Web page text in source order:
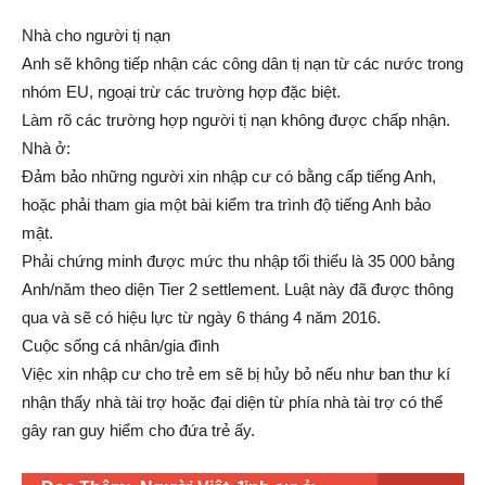
Nhà cho người tị nạn
Anh sẽ không tiếp nhận các công dân tị nạn từ các nước trong
nhóm EU, ngoại trừ các trường hợp đặc biệt.
Làm rõ các trường hợp người tị nạn không được chấp nhận.
Nhà ở:
Đảm bảo những người xin nhập cư có bằng cấp tiếng Anh,
hoặc phải tham gia một bài kiểm tra trình độ tiếng Anh bảo
mật.
Phải chứng minh được mức thu nhập tối thiểu là 35 000 bảng
Anh/năm theo diện Tier 2 settlement. Luật này đã được thông
qua và sẽ có hiệu lực từ ngày 6 tháng 4 năm 2016.
Cuộc sống cá nhân/gia đình
Việc xin nhập cư cho trẻ em sẽ bị hủy bỏ nếu như ban thư kí
nhận thấy nhà tài trợ hoặc đại diện từ phía nhà tài trợ có thể
gây ran guy hiểm cho đứa trẻ ấy.